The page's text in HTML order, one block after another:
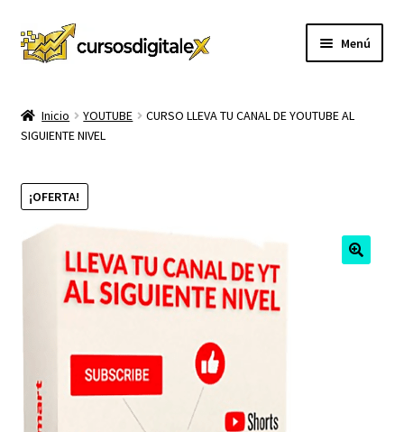
Ir
a
Ir
al
Menú
TIENDA
CURSOS
hijo
MEMBRESIA
MI CUENTA
CONTACTO
Inicio YOUTUBE
CURSO LLEVA TU CANAL DE YOUTUBE AL
SIGUIENTE NIVEL
¡OFERTA!